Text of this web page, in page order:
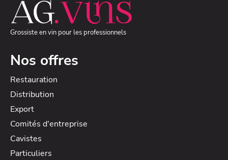
Grossiste en vin pour les professionnels
Nos offres
Restauration
Distribution
Export
Comités d'entreprise
Cavistes
Particuliers